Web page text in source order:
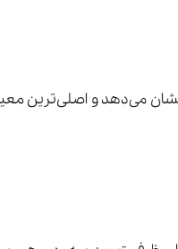
در حالی که نمره خام تنها